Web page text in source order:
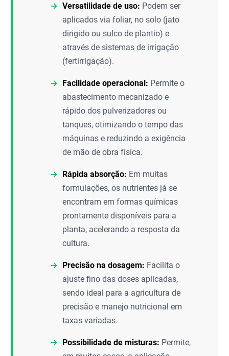
Versatilidade de uso: Podem ser
aplicados via foliar, no solo (jato
dirigido ou sulco de plantio) e
através de sistemas de irrigação
(fertirrigação).
Facilidade operacional: Permite o
abastecimento mecanizado e
rápido dos pulverizadores ou
tanques, otimizando o tempo das
máquinas e reduzindo a exigência
de mão de obra física.
Rápida absorção: Em muitas
formulações, os nutrientes já se
encontram em formas químicas
prontamente disponíveis para a
planta, acelerando a resposta da
cultura.
Precisão na dosagem: Facilita o
ajuste fino das doses aplicadas,
sendo ideal para a agricultura de
precisão e manejo nutricional em
taxas variadas.
Possibilidade de misturas: Permite,